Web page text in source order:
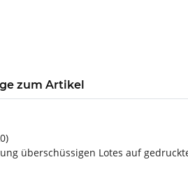
zum Artikel
überschüssigen Lotes auf